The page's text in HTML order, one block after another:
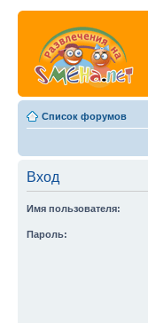
Список форумов
Вход
Имя пользователя:
Пароль: